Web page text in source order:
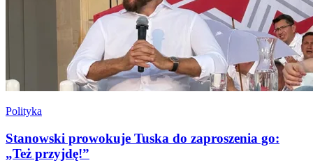
Polityka
Stanowski prowokuje Tuska do zaproszenia go:
„Też przyjdę!”